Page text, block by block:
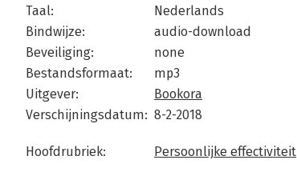
Taal:
Nederlands
Bindwijze:
audio-download
Beveiliging:
none
Bestandsformaat:
mp3
Uitgever:
Bookora
Verschijningsdatum: 8-2-2018
Hoofdrubriek: Persoonlijke effectiviteit